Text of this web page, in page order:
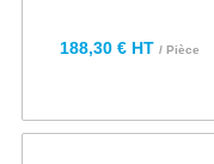
188,30 € HT / Pièce